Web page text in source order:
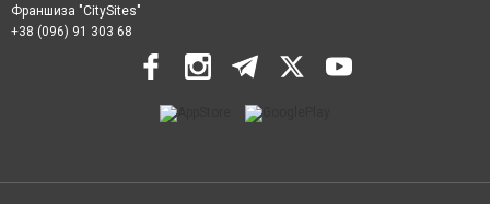
Франшиза "CitySites"
+38 (096) 91 303 68